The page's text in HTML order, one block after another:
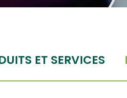
ET SERVICES